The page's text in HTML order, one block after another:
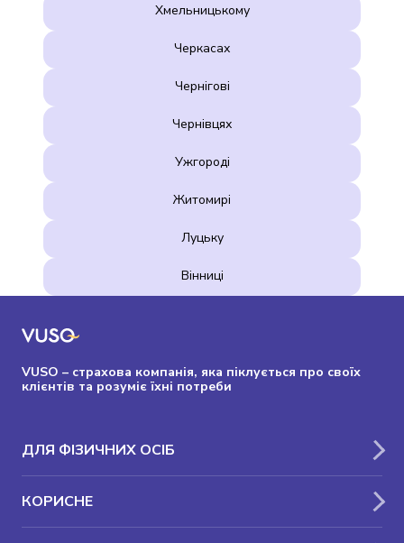
Хмельницькому
Черкасах
Чернігові
Чернівцях
Ужгороді
Житомирі
Луцьку
Вінниці
VUSO – страхова компанія, яка піклується про своїх
клієнтів та розуміє їхні потреби
ДЛЯ ФІЗИЧНИХ ОСІБ
КОРИСНЕ